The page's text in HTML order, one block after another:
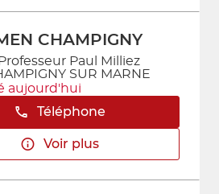
CHAMPIGNY
Paul Milliez
SUR MARNE
aujourd'hui
Téléphone
Voir plus